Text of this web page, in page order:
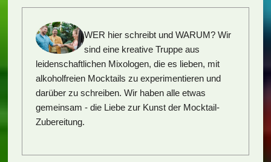
WER hier schreibt und WARUM? Wir
sind eine kreative Truppe aus
leidenschaftlichen Mixologen, die es lieben, mit
alkoholfreien Mocktails zu experimentieren und
darüber zu schreiben. Wir haben alle etwas
gemeinsam - die Liebe zur Kunst der Mocktail-
Zubereitung.